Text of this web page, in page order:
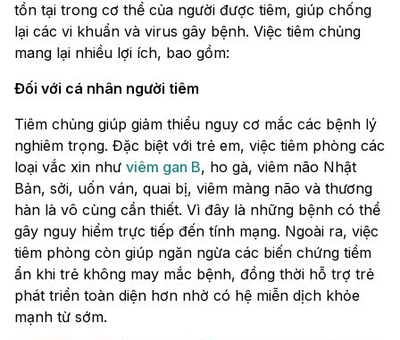
tồn tại trong cơ thể của người được tiêm, giúp chống
lại các vi khuẩn và virus gây bệnh. Việc tiêm chủng
mang lại nhiều lợi ích, bao gồm:
Đối với cá nhân người tiêm
Tiêm chủng giúp giảm thiểu nguy cơ mắc các bệnh lý
nghiêm trọng. Đặc biệt với trẻ em, việc tiêm phòng các
loại vắc xin như viêm gan B, ho gà, viêm não Nhật
Bản, sởi, uốn ván, quai bị, viêm màng não và thương
hàn là vô cùng cần thiết. Vì đây là những bệnh có thể
gây nguy hiểm trực tiếp đến tính mạng. Ngoài ra, việc
tiêm phòng còn giúp ngăn ngừa các biến chứng tiềm
ẩn khi trẻ không may mắc bệnh, đồng thời hỗ trợ trẻ
phát triển toàn diện hơn nhờ có hệ miễn dịch khỏe
mạnh từ sớm.